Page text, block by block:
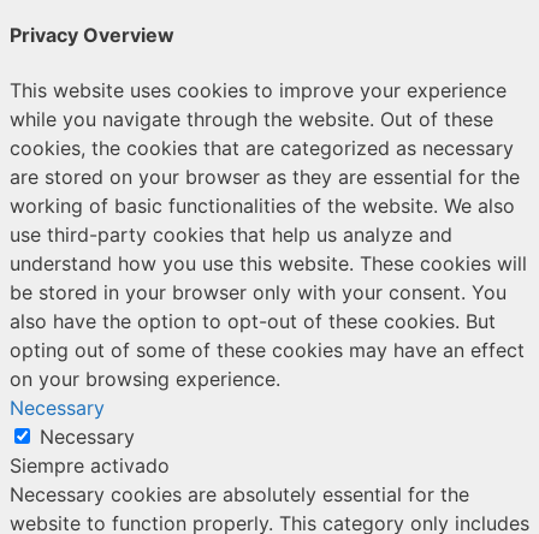
Privacy Overview
This website uses cookies to improve your experience
while you navigate through the website. Out of these
cookies, the cookies that are categorized as necessary
are stored on your browser as they are essential for the
working of basic functionalities of the website. We also
use third-party cookies that help us analyze and
understand how you use this website. These cookies will
be stored in your browser only with your consent. You
also have the option to opt-out of these cookies. But
opting out of some of these cookies may have an effect
on your browsing experience.
Necessary
Necessary
Siempre activado
Necessary cookies are absolutely essential for the
website to function properly. This category only includes